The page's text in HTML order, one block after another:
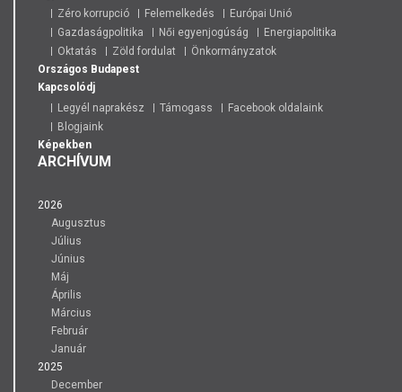
Zéro korrupció
Felemelkedés
Európai Unió
Gazdaságpolitika
Női egyenjogúság
Energiapolitika
Oktatás
Zöld fordulat
Önkormányzatok
Országos Budapest
Kapcsolódj
Legyél naprakész
Támogass
Facebook oldalaink
Blogjaink
Képekben
ARCHÍVUM
2026
Augusztus
Július
Június
Máj
Április
Március
Február
Január
2025
December